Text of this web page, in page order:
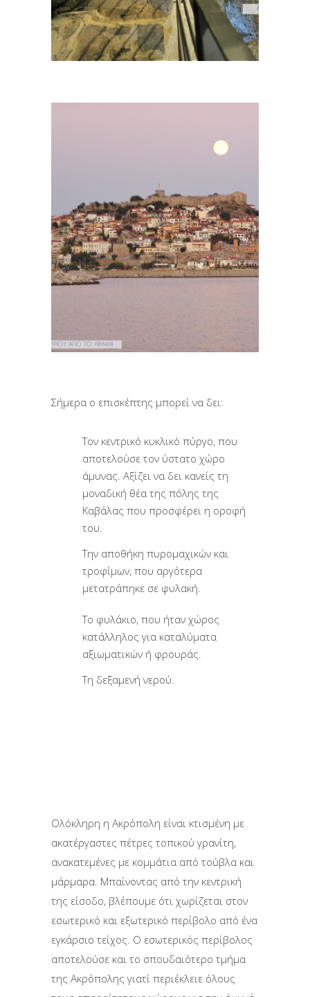
Σήμερα ο επισκέπτης μπορεί να δει:
Τον κεντρικό κυκλικό πύργο, που
αποτελούσε τον ύστατο χώρο
άμυνας. Αξίζει να δει κανείς τη
μοναδική θέα της πόλης της
Καβάλας που προσφέρει η οροφή
του.
Την αποθήκη πυρομαχικών και
τροφίμων, που αργότερα
μετατράπηκε σε φυλακή.
Το φυλάκιο, που ήταν χώρος
κατάλληλος για καταλύματα
αξιωματικών ή φρουράς.
Τη δεξαμενή νερού.
Ολόκληρη η Ακρόπολη είναι κτισμένη με
ακατέργαστες πέτρες τοπικού γρανίτη,
ανακατεμένες με κομμάτια από τούβλα και
μάρμαρα. Μπαίνοντας από την κεντρική
της είσοδο, βλέπουμε ότι χωρίζεται στον
εσωτερικό και εξωτερικό περίβολο από ένα
εγκάρσιο τείχος. Ο εσωτερικός περίβολος
αποτελούσε και το σπουδαιότερο τμήμα
της Ακρόπολης γιατί περιέκλειε όλους